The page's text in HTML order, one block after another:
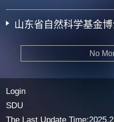
山东省自然科学基金
No
Login
SDU
The Last Update Time:2025.2